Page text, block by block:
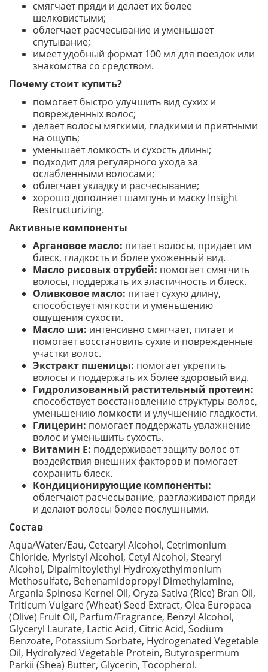
смягчает пряди и делает их более
шелковистыми;
облегчает расчесывание и уменьшает
спутывание;
имеет удобный формат 100 мл для поездок или
знакомства со средством.
Почему стоит купить?
помогает быстро улучшить вид сухих и
поврежденных волос;
делает волосы мягкими, гладкими и приятными
на ощупь;
уменьшает ломкость и сухость длины;
подходит для регулярного ухода за
ослабленными волосами;
облегчает укладку и расчесывание;
хорошо дополняет шампунь и маску Insight
Restructurizing.
Активные компоненты
Аргановое масло: питает волосы, придает им
блеск, гладкость и более ухоженный вид.
Масло рисовых отрубей: помогает смягчить
волосы, поддержать их эластичность и блеск.
Оливковое масло: питает сухую длину,
способствует мягкости и уменьшению
ощущения сухости.
Масло ши: интенсивно смягчает, питает и
помогает восстановить сухие и поврежденные
участки волос.
Экстракт пшеницы: помогает укрепить
волосы и поддержать их более здоровый вид.
Гидролизованный растительный протеин:
способствует восстановлению структуры волос,
уменьшению ломкости и улучшению гладкости.
Глицерин: помогает поддержать увлажнение
волос и уменьшить сухость.
Витамин E: поддерживает защиту волос от
воздействия внешних факторов и помогает
сохранить блеск.
Кондиционирующие компоненты:
облегчают расчесывание, разглаживают пряди
и делают волосы более послушными.
Состав
Aqua/Water/Eau, Cetearyl Alcohol, Cetrimonium
Chloride, Myristyl Alcohol, Cetyl Alcohol, Stearyl
Alcohol, Dipalmitoylethyl Hydroxyethylmonium
Methosulfate, Behenamidopropyl Dimethylamine,
Argania Spinosa Kernel Oil, Oryza Sativa (Rice) Bran Oil,
Triticum Vulgare (Wheat) Seed Extract, Olea Europaea
(Olive) Fruit Oil, Parfum/Fragrance, Benzyl Alcohol,
Glyceryl Laurate, Lactic Acid, Citric Acid, Sodium
Benzoate, Potassium Sorbate, Hydrogenated Vegetable
Oil, Hydrolyzed Vegetable Protein, Butyrospermum
Parkii (Shea) Butter, Glycerin, Tocopherol.